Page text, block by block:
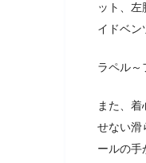
ット、
イドベン
ラペル～
また、
せない滑
ールの手